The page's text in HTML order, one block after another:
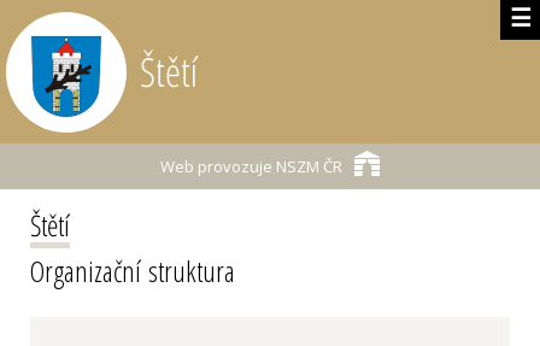
☰
Štětí
Web provozuje NSZM ČR
Štětí
Organizační struktura